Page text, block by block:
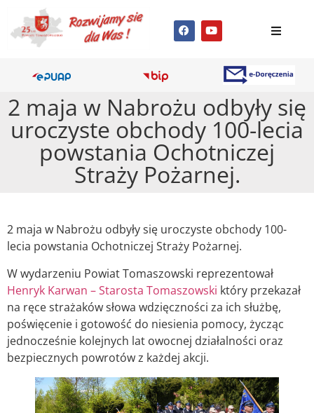
2 maja w Nabrożu odbyły się
uroczyste obchody 100-lecia
powstania Ochotniczej
Straży Pożarnej.
2 maja w Nabrożu odbyły się uroczyste obchody 100-
lecia powstania Ochotniczej Straży Pożarnej.
W wydarzeniu Powiat Tomaszowski reprezentował
Henryk Karwan – Starosta Tomaszowski który przekazał
na ręce strażaków słowa wdzięczności za ich służbę,
poświęcenie i gotowość do niesienia pomocy, życząc
jednocześnie kolejnych lat owocnej działalności oraz
bezpiecznych powrotów z każdej akcji.